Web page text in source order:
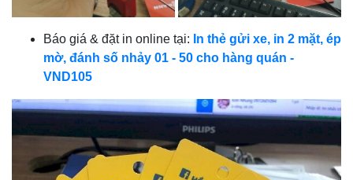
Báo giá & đặt in online tại: In thẻ gửi xe, in 2 mặt, ép
mờ, đánh số nhảy 01 - 50 cho hàng quán -
VND105